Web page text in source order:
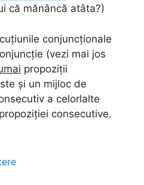
că mănâncă atâta?)
conjuncționale
(vezi mai jos
propoziții
și un mijloc de
a celorlalte
consecutive.